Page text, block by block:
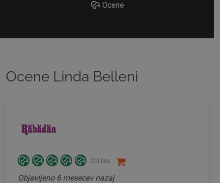
Ocene
Ocene Linda Belleni
Odlično
Objavljeno 6 mesecev nazaj